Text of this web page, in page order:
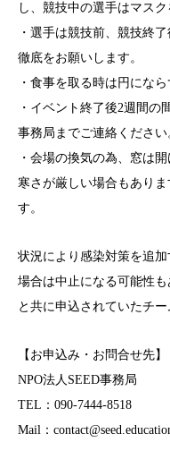
し、競技中の選手はマス
・選手は競技前、競技終
徹底をお願いします。
・食事を取る時は円にな
・イベント終了後2週間の
事務局までご連絡ください
・会場の換気の為、窓は
寒さが厳しい場合もあり
す。
状況により感染対策を追
場合は中止になる可能性
と共に申込されていたチ
【お申込み・お問合せ先】
NPO法人SEED事務局
TEL：090‐7444‐8518
Mail：